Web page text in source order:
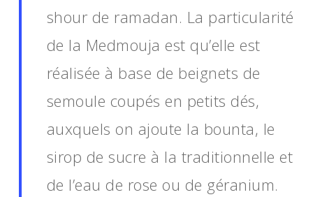
shour de ramadan. La particularité
de la Medmouja est qu’elle est
réalisée à base de beignets de
semoule coupés en petits dés,
auxquels on ajoute la bounta, le
sirop de sucre à la traditionnelle et
de l’eau de rose ou de géranium.